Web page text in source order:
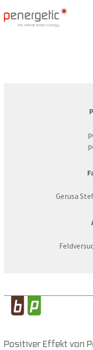
Gerusa
Positiver Effekt von